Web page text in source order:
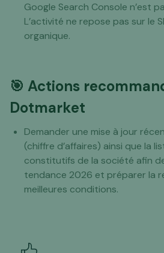
Google Search Console n’est
L’activité ne repose pas sur le
organique.
🎯 Actions
Dotmarket
Demander une mise à jour
(chiffre d’affaires) ainsi que la
constitutifs de la société afin
tendance 2026 et préparer la
meilleures conditions.